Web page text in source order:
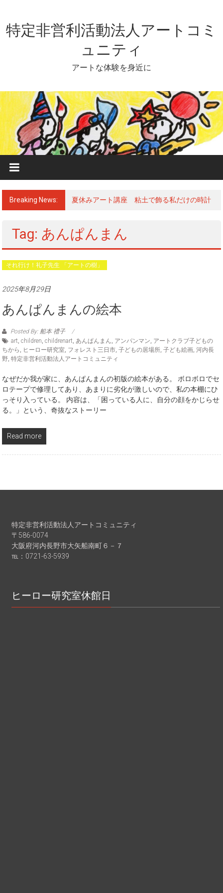
content
特定非営利活動法人アートコミ
ュニティ
アートな体験を身近に
Breaking News: 夏休みアート講座 粘土で飾る私だけの時計
Tag: あんぱんまん
それ行け！礼子先生 「アートの樹」
2025年8月29日
あんぱんまんの絵本
Posted By: 船本 禮子
art ,children ,childrenart あんぱんまん アンパンマン アートクラブ子どもの
ちから
ヒーロー研究室 フォレスト三日市 ,子どもの居場所 ,子ども絵画 ,河内長
野 ,特定非営利活動法人アートコミュニティ
なぜだか我が家に、あんぱんまんの初版の絵本がある。 ボロボロでセ
ロテープで修理してあり、あまりに劣化が激しいので、私の本棚にひ
っそり入っている。 内容は、「困っている人に、自分の顔をかじらせ
る。」という、奇抜なストーリー
Read more
特定非営利活動法人アートコミュニティ
〒586-0074
大阪府河内長野市大矢船南町６－７
℡：0721-63-5939
ヒーロー研究室休館日